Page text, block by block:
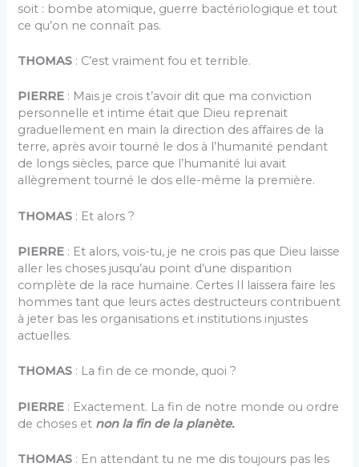
soit : bombe atomique, guerre bactériologique et tout
ce qu’on ne connaît pas.
THOMAS : C’est vraiment fou et terrible.
PIERRE : Mais je crois t’avoir dit que ma conviction
personnelle et intime était que Dieu reprenait
graduellement en main la direction des affaires de la
terre, après avoir tourné le dos à l’humanité pendant
de longs siècles, parce que l’humanité lui avait
allègrement tourné le dos elle-même la première.
THOMAS : Et alors ?
PIERRE : Et alors, vois-tu, je ne crois pas que Dieu laisse
aller les choses jusqu’au point d’une disparition
complète de la race humaine. Certes Il laissera faire les
hommes tant que leurs actes destructeurs contribuent
à jeter bas les organisations et institutions injustes
actuelles.
THOMAS : La fin de ce monde, quoi ?
PIERRE : Exactement. La fin de notre monde ou ordre
de choses et non la fin de la planète.
THOMAS : En attendant tu ne me dis toujours pas les